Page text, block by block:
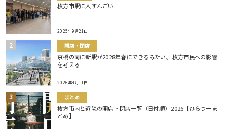
枚方市駅に人すんごい
2025年9月21日
開店・閉店
京橋の南に新駅が2028年春にできるみたい。枚方市民への影響
を考える
2026年4月11日
まとめ
枚方市内と近隣の開店・閉店一覧（日付順）2026【ひらつーま
とめ】